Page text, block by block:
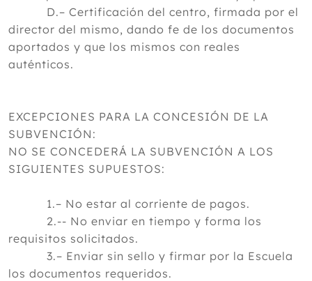
D.– Certificación del centro, firmada por el
director del mismo, dando fe de los documentos
aportados y que los mismos con reales
auténticos.
EXCEPCIONES PARA LA CONCESIÓN DE LA
SUBVENCIÓN:
NO SE CONCEDERÁ LA SUBVENCIÓN A LOS
SIGUIENTES SUPUESTOS:
1.– No estar al corriente de pagos.
2.-- No enviar en tiempo y forma los
requisitos solicitados.
3.– Enviar sin sello y firmar por la Escuela
los documentos requeridos.